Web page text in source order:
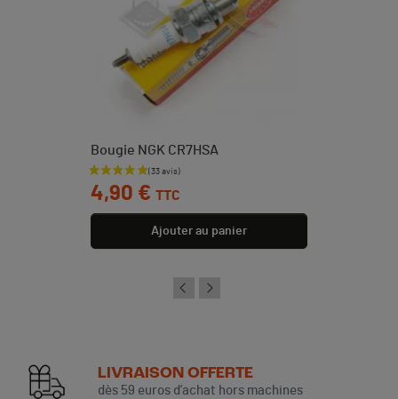
Bougie NGK CR7HSA
Prix
4,90 € TTC
Ajouter au panier
LIVRAISON OFFERTE
dès 59 euros d’achat hors machines